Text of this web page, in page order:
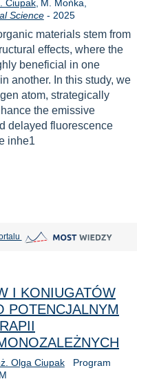
Ciupak M. Mońka
Science- Rok
2025
materials stem from
effects, where the
beneficial in one
another. In this study, we
atom, strategically
the emissive
delayed fluorescence
inhe1
MOST Wiedzy otwiera się w
I KONIUGATÓW
POTENCJALNYM
Olga CiupakProgram